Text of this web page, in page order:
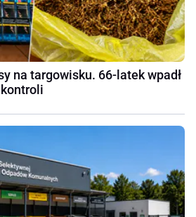
na targowisku. 66-latek wpadł